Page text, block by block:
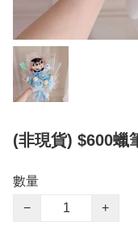
(非現貨) $600蠟
數量
−
+